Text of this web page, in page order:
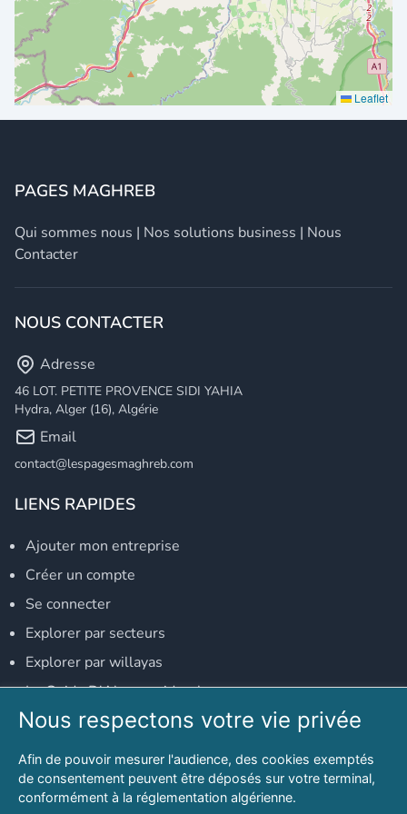
Leaflet
PAGES MAGHREB
Qui sommes nous | Nos solutions business | Nous
Contacter
NOUS CONTACTER
Adresse
46 LOT. PETITE PROVENCE SIDI YAHIA
Hydra, Alger (16), Algérie
Email
contact@lespagesmaghreb.com
LIENS RAPIDES
Ajouter mon entreprise
Créer un compte
Se connecter
Explorer par secteurs
Explorer par willayas
Le Guide D'Alger, guide-alger.com
NOS RÉSEAUX SOCIAUX
Notre page Facebook
Notre page LinkedIn
Nous respectons votre vie privée
Afin de pouvoir mesurer l'audience, des cookies exemptés
de consentement peuvent être déposés sur votre terminal,
conformément à la réglementation algérienne.